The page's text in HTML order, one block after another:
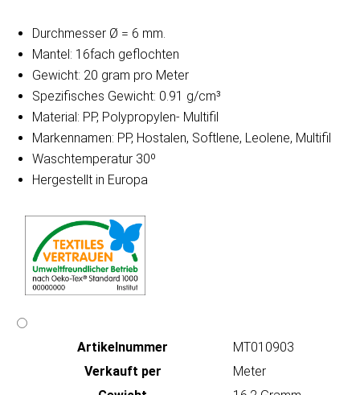
Durchmesser Ø = 6 mm.
Mantel: 16fach geflochten
Gewicht: 20 gram pro Meter
Spezifisches Gewicht: 0.91 g/cm³
Material: PP, Polypropylen- Multifil
Markennamen: PP, Hostalen, Softlene, Leolene, Multifil
Waschtemperatur 30º
Hergestellt in Europa
Artikeln‌ummer
MT010903
Verkauft per
Meter